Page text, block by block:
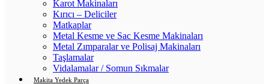
Karot Makinaları
Kırıcı – Deliciler
Matkaplar
Metal Kesme ve Sac Kesme Makinaları
Metal Zımparalar ve Polisaj Makinaları
Taşlamalar
Vidalamalar / Somun Sıkmalar
Makita Yedek Parça